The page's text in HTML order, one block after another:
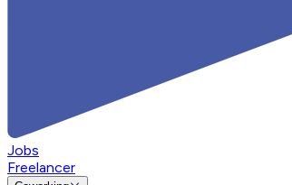
Jobs
Freelancer